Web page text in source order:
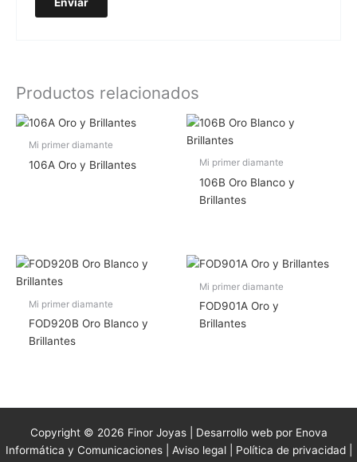
Productos relacionados
Mi primer diamante
106A Oro y Brillantes Mi primer diamante
106B Oro Blanco y
Brillantes
Mi primer diamante
FOD920B Oro Blanco y
Brillantes
Mi primer diamante
FOD901A Oro y
Brillantes
Copyright © 2026 Finor Joyas | Desarrollo web por Enova
Informática y Comunicaciones | Aviso legal| Política de privacidad|